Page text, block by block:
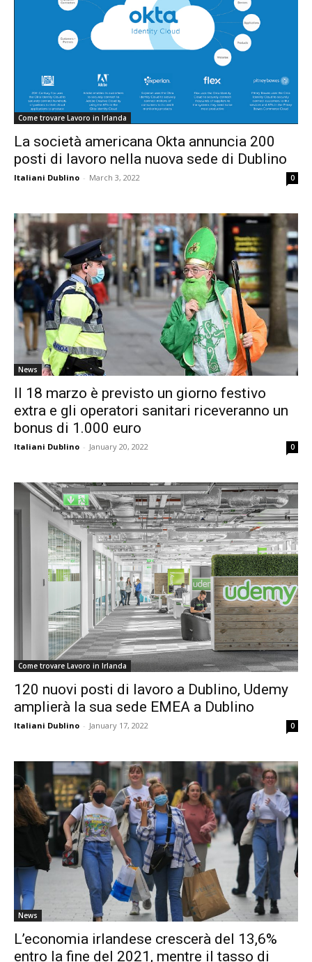
Come trovare Lavoro in Irlanda
La società americana Okta annuncia 200
posti di lavoro nella nuova sede di Dublino
Italiani Dublino - March 3, 2022 0
News
Il 18 marzo è previsto un giorno festivo
extra e gli operatori sanitari riceveranno un
bonus di 1.000 euro
Italiani Dublino - January 20, 2022 0
Come trovare Lavoro in Irlanda
120 nuovi posti di lavoro a Dublino, Udemy
amplierà la sua sede EMEA a Dublino
Italiani Dublino - January 17, 2022 0
News
L’economia irlandese crescerà del 13,6%
entro la fine del 2021, mentre il tasso di